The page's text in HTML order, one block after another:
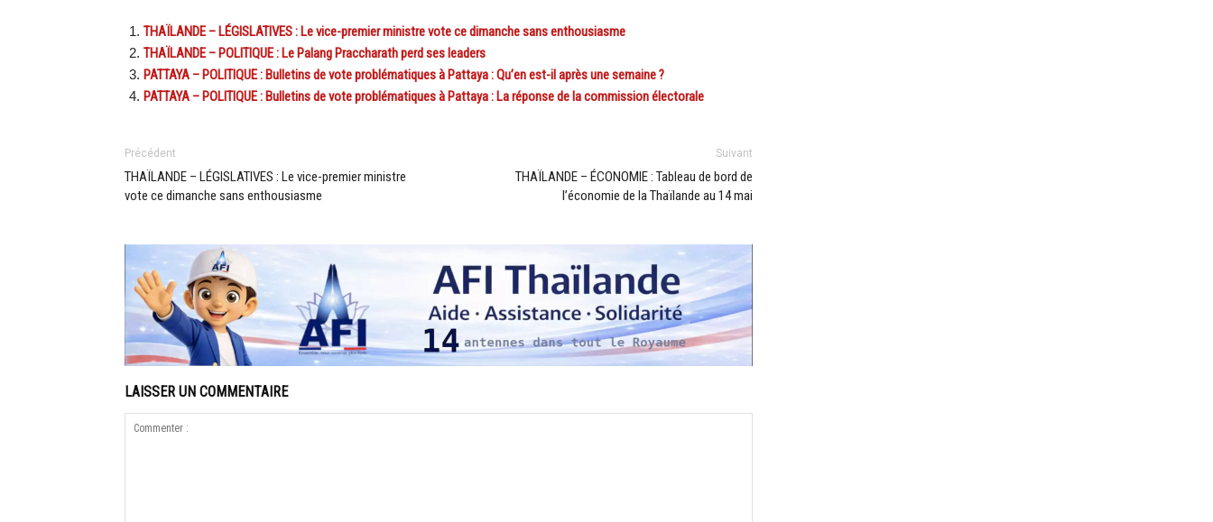
THAÏLANDE – LÉGISLATIVES : Le vice-premier ministre vote ce dimanche sans enthousiasme
THAÏLANDE – POLITIQUE : Le Palang Praccharath perd ses leaders
PATTAYA – POLITIQUE : Bulletins de vote problématiques à Pattaya : Qu’en est-il après une semaine ?
PATTAYA – POLITIQUE : Bulletins de vote problématiques à Pattaya : La réponse de la commission électorale
Précédent
THAÏLANDE – LÉGISLATIVES : Le vice-premier ministre
vote ce dimanche sans enthousiasme
Suivant
THAÏLANDE – ÉCONOMIE : Tableau de bord de
l’économie de la Thaïlande au 14 mai
LAISSER UN COMMENTAIRE